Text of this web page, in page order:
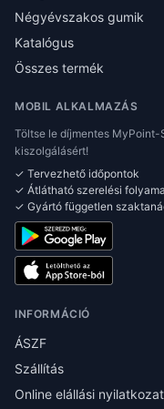
Négyévszakos gumik
Katalógus
Összes termék
MOBIL ALKALMAZÁS
Töltse le díjmentes
kiszolgálásért!
✓ Tervezhető időpontok
✓ Átlátható szerelési
✓ Gyártó független
INFORMÁCIÓ
ÁSZF
Szállítás
Online elállási nyilatkozat